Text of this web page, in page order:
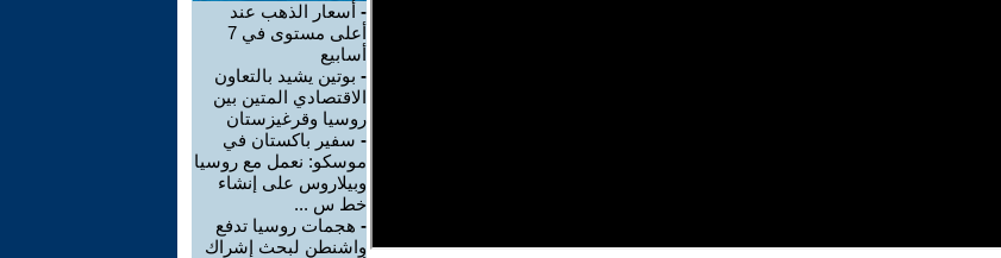
- أسعار الذهب عند
أعلى مستوى في 7
أسابيع
- بوتين يشيد بالتعاون
الاقتصادي المتين بين
روسيا وقرغيزستان
- سفير باكستان في
موسكو: نعمل مع روسيا
وبيلاروس على إنشاء
خط س ...
- هجمات روسيا تدفع
واشنطن لبحث إشراك